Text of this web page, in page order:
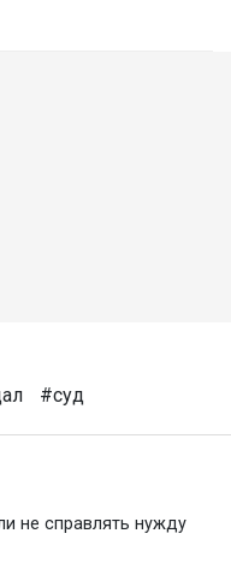
#суд
не справлять нужду